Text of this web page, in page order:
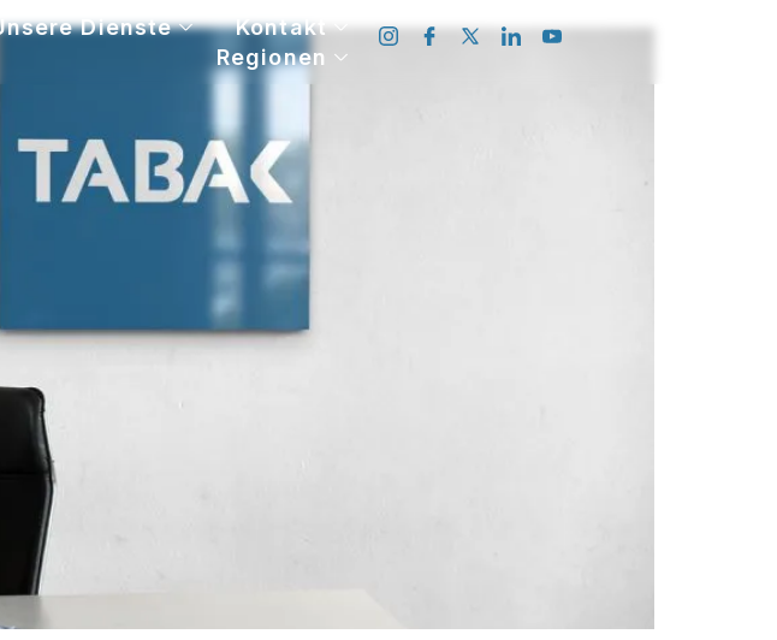
Dienste
Kontakt
Regionen